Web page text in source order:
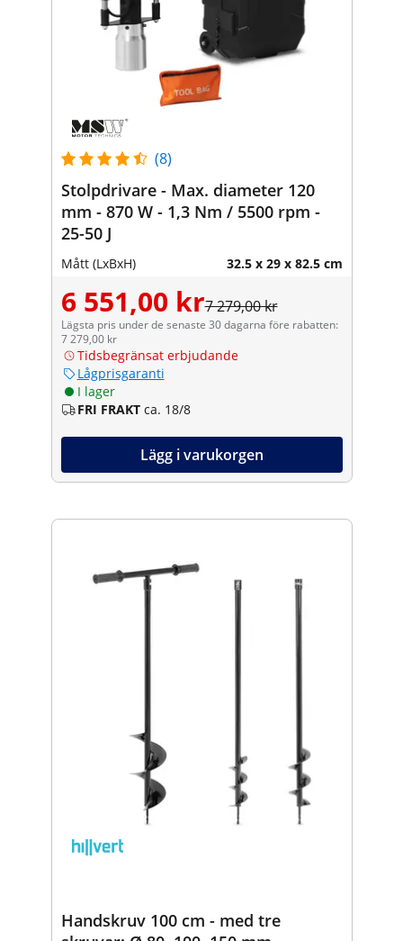
(8)
Stolpdrivare - Max. diameter 120
mm - 870 W - 1,3 Nm / 5500 rpm -
25-50 J
Mått (LxBxH) 32.5 x 29 x 82.5 cm
6 551,00 kr7 279,00 kr
Lägsta pris under de senaste 30 dagarna före rabatten:
7 279,00 kr
Tidsbegränsat erbjudande
Lågprisgaranti
I lager
FRI FRAKT ca. 18/8
Lägg i varukorgen
Handskruv 100 cm - med tre